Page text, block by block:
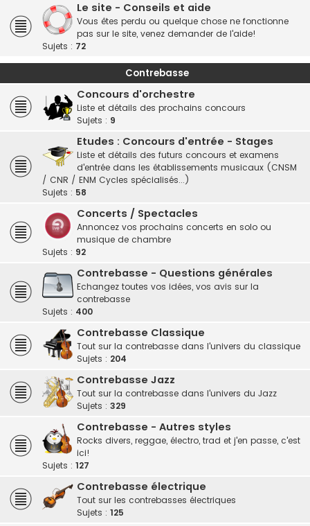
Le site - Conseils et aide
Vous êtes perdu ou quelque chose ne fonctionne
pas sur le site, venez demander de l'aide!
Sujets : 72
Contrebasse
Concours d'orchestre
Liste et détails des prochains concours
Sujets : 9
Etudes : Concours d'entrée - Stages
Liste et détails des futurs concours et examens
d'entrée dans les établissements musicaux (CNSM
/ CNR / ENM Cycles spécialisés...)
Sujets : 58
Concerts / Spectacles
Annoncez vos prochains concerts en solo ou
musique de chambre
Sujets : 92
Contrebasse - Questions générales
Echangez toutes vos idées, vos avis sur la
contrebasse
Sujets : 400
Contrebasse Classique
Tout sur la contrebasse dans l'univers du classique
Sujets : 204
Contrebasse Jazz
Tout sur la contrebasse dans l'univers du Jazz
Sujets : 329
Contrebasse - Autres styles
Rocks divers, reggae, électro, trad et j'en passe, c'est
ici!
Sujets : 127
Contrebasse électrique
Tout sur les contrebasses électriques
Sujets : 125